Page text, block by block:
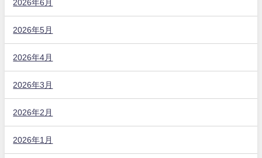
2026年6月
2026年5月
2026年4月
2026年3月
2026年2月
2026年1月